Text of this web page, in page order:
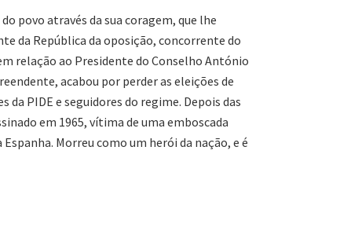
povo através da sua coragem, que lhe
da República da oposição, concorrente do
relação ao Presidente do Conselho António
acabou por perder as eleições de
PIDE e seguidores do regime. Depois das
em 1965, vítima de uma emboscada
Morreu como um herói da nação, e é